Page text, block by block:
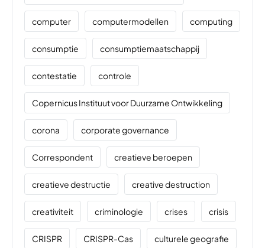
computer computermodellen computing
consumptie consumptiemaatschappij
contestatie controle
Copernicus Instituut voor Duurzame Ontwikkeling
corona corporate governance
Correspondent creatieve beroepen
creatieve destructie creative destruction
creativiteit criminologie crises crisis
CRISPR CRISPR-Cas culturele geografie